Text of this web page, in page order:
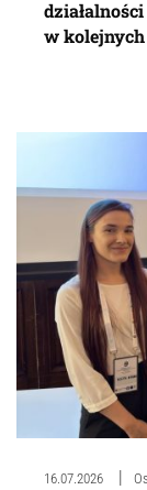
w
16.07.2026